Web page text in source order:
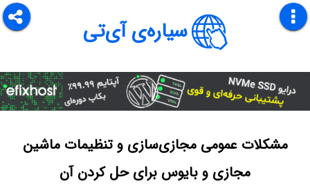
سیاره‌ی آی‌تی
مشکلات عمومی مجازی‌سازی و تنظیمات ماشین
مجازی و بایوس برای حل کردن آن